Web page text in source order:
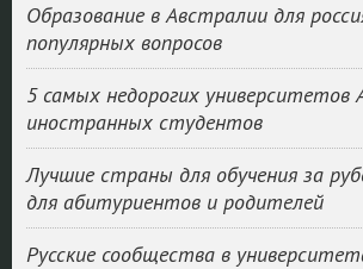
Образование в Австралии для
популярных вопросов
5 самых недорогих университетов
иностранных студентов
Лучшие страны для обучения за
для абитуриентов и родителей
Русские сообщества в